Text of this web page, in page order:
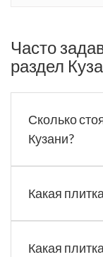
Часто
раздел
Сколько
Кузани?
Какая
Какая